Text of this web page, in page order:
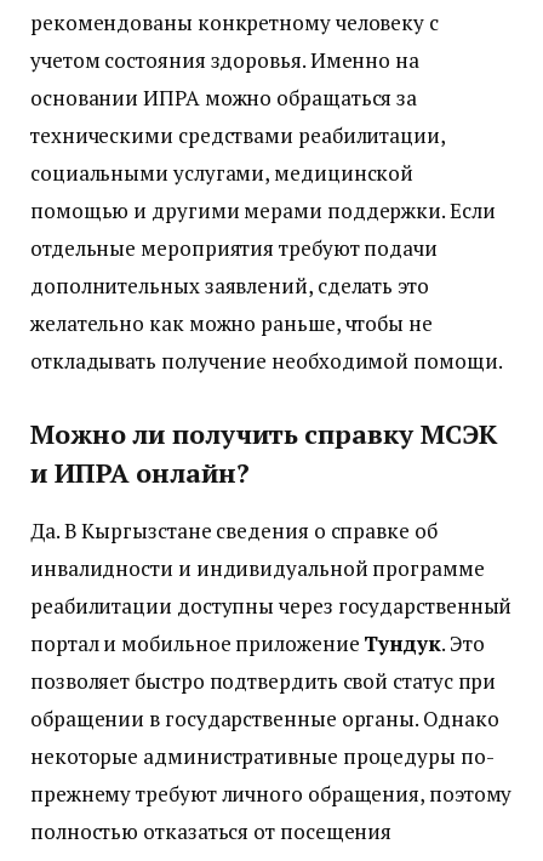
рекомендованы конкретному человеку с
учетом состояния здоровья. Именно на
основании ИПРА можно обращаться за
техническими средствами реабилитации,
социальными услугами, медицинской
помощью и другими мерами поддержки. Если
отдельные мероприятия требуют подачи
дополнительных заявлений, сделать это
желательно как можно раньше, чтобы не
откладывать получение необходимой помощи.
Можно ли получить справку МСЭК
и ИПРА онлайн?
Да. В Кыргызстане сведения о справке об
инвалидности и индивидуальной программе
реабилитации доступны через государственный
портал и мобильное приложение Тундук. Это
позволяет быстро подтвердить свой статус при
обращении в государственные органы. Однако
некоторые административные процедуры по-
прежнему требуют личного обращения, поэтому
полностью отказаться от посещения